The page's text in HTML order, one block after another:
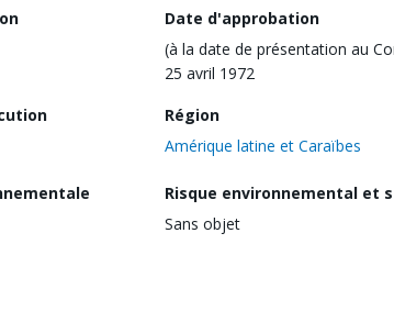
Date d'approbation
(à la date de présentation au
25 avril 1972
Région
Amérique latine et Caraïbes
Risque environnemental et
Sans objet